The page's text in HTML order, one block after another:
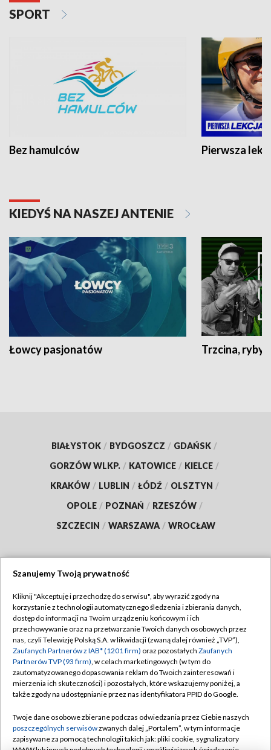
SPORT
Bez hamulców Pierwsza
KIEDYŚ NA NASZEJ ANTENIE
Łowcy pasjonatów Trzcina, ryby
BIAŁYSTOK / BYDGOSZCZ / GDAŃSK /
GORZÓW WLKP. / KATOWICE / KIELCE /
KRAKÓW / LUBLIN / ŁÓDŹ / OLSZTYN /
OPOLE / POZNAŃ / RZESZÓW /
SZCZECIN / WARSZAWA / WROCŁAW
TVP
Abonament TVP
Emisja w TVP
Centrum informacji TVP
Naziemna Telewizja Cyfrowa
Rada Programowa
System NOS
Regulamin TVP
Polityka prywatności
Moje zgody
Pomoc
Kontakt
Szanujemy Twoją prywatność
Kliknij "Akceptuję i przechodzę do serwisu", aby wyrazić zgody na
korzystanie z technologii automatycznego śledzenia i zbierania danych,
dostęp do informacji na Twoim urządzeniu końcowym i ich
przechowywanie oraz na przetwarzanie Twoich danych osobowych przez
nas, czyli Telewizję Polską S.A. w likwidacji (zwaną dalej również „TVP”),
Zaufanych Partnerów z IAB* (1201 firm) oraz pozostałych Zaufanych
Partnerów TVP (93 firm), w celach marketingowych (w tym do
zautomatyzowanego dopasowania reklam do Twoich zainteresowań i
mierzenia ich skuteczności) i pozostałych, które wskazujemy poniżej, a
także zgody na udostępnianie przez nas identyfikatora PPID do Google.
Twoje dane osobowe zbierane podczas odwiedzania przez Ciebie naszych
poszczególnych serwisówzwanych dalej „Portalem”, w tym informacje
zapisywane za pomocą technologii takich jak: pliki cookie, sygnalizatory